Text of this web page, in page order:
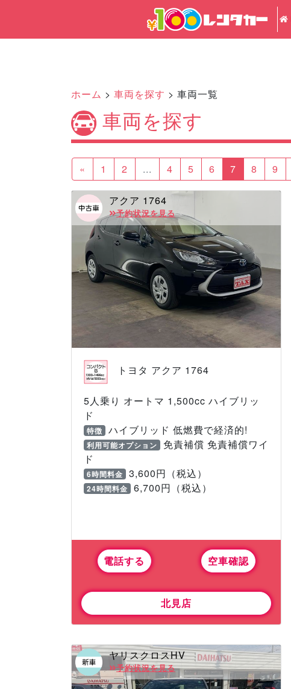
ホーム > 車両を探す > 車両一覧
車両を探す
« 1 2 ... 4 5 6 7 8 9
アクア 1764
予約状況を見る
トヨタ アクア 1764
5人乗り オートマ 1,500cc ハイブリッ
ド
特徴 ハイブリッド 低燃費で経済的!
利用可能オプション 免責補償 免責補償ワイ
ド
6時間料金 3,600円（税込）
24時間料金 6,700円（税込）
電話する 空車確認
北見店
ヤリスクロスHV
予約状況を見る